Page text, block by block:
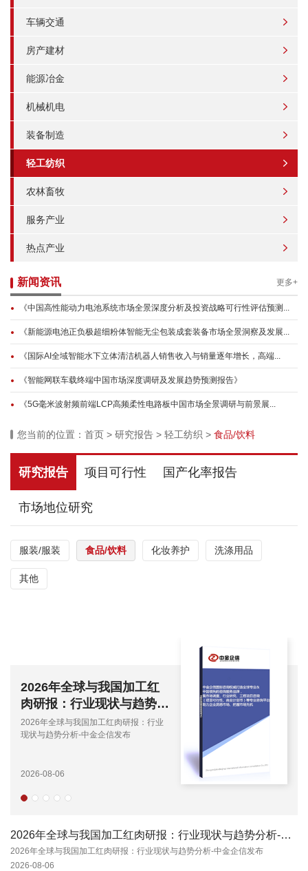
车辆交通
房产建材
能源冶金
机械机电
装备制造
轻工纺织
农林畜牧
服务产业
热点产业
新闻资讯 更多+
《中国高性能动力电池系统市场全景深度分析及投资战略可行性评估预测...
《新能源电池正负极超细粉体智能无尘包装成套装备市场全景洞察及发展...
《国际AI全域智能水下立体清洁机器人销售收入与销量逐年增长，高端...
《智能网联车载终端中国市场深度调研及发展趋势预测报告》
《5G毫米波射频前端LCP高频柔性电路板中国市场全景调研与前景展...
您当前的位置： 首页 > 研究报告 > 轻工纺织 > 食品/饮料
研究报告 项目可行性 国产化率报告
市场地位研究
服装/服装 食品/饮料 化妆养护 洗涤用品
其他
2026年全球与我国加工红
肉研报：行业现状与趋势分
析-中金企信发布
2026年全球与我国加工红肉研报：行业
现状与趋势分析-中金企信发布
2026-08-06
2026年全球与我国加工红肉研报：行业现状与趋势分析-中金企信发布
2026年全球与我国加工红肉研报：行业现状与趋势分析-中金企信发布
2026-08-06